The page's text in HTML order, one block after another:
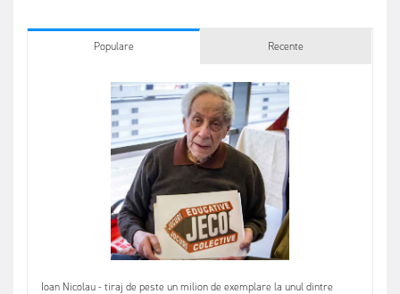
Populare Recente
Ioan Nicolau - tiraj de peste un milion de exemplare la unul dintre